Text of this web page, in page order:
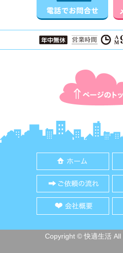
ご
会
Copyright © 快適生活 All